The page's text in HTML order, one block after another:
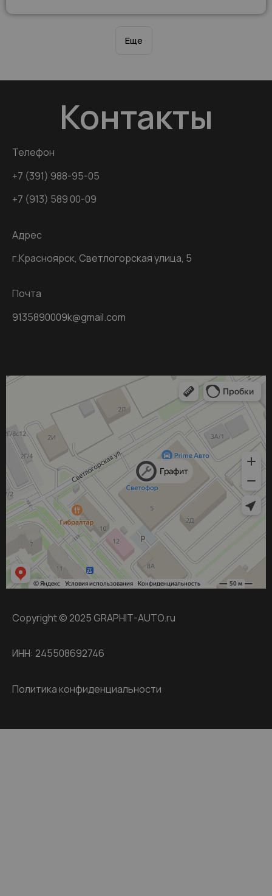
Еще
Контакты
Телефон
+7 (391) 988-95-05
+7 (913) 589 00-09
Адрес
г.Красноярск, Светлогорская улица, 5
Почта
9135890009k@gmail.com
Copyright © 2025 GRAPHIT-AUTO.ru
ИНН: 245508692746
Политика конфиденциальности